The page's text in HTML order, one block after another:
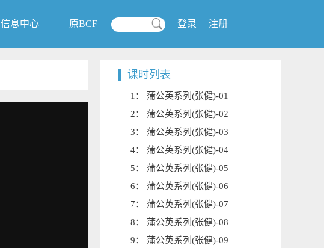
信息中心 原BCF 注册
登录
课时列表
1： 蒲公英系列(张健)-01
2： 蒲公英系列(张健)-02
3： 蒲公英系列(张健)-03
4： 蒲公英系列(张健)-04
5： 蒲公英系列(张健)-05
6： 蒲公英系列(张健)-06
7： 蒲公英系列(张健)-07
8： 蒲公英系列(张健)-08
9： 蒲公英系列(张健)-09